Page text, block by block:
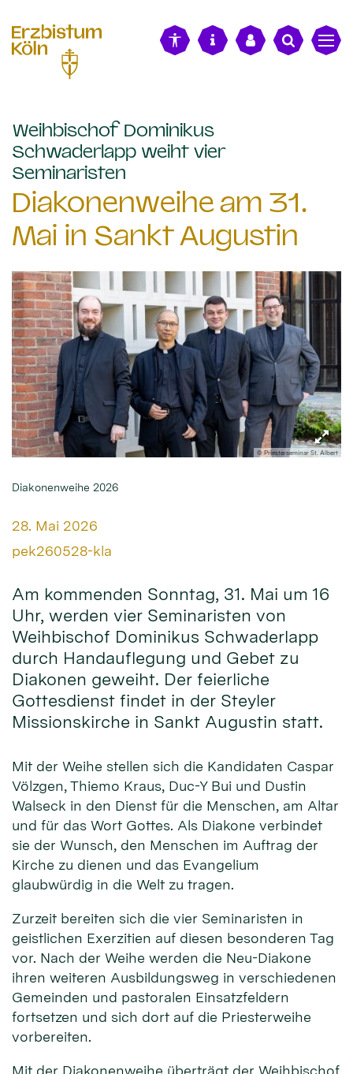
Weihbischof Dominikus
Schwaderlapp weiht vier
Seminaristen
Diakonenweihe am 31.
Mai in Sankt Augustin
© Priesterseminar St. Albert
Diakonenweihe 2026
Datum:
28. Mai 2026
Von:
pek260528-kla
Am kommenden Sonntag, 31. Mai um 16
Uhr, werden vier Seminaristen von
Weihbischof Dominikus Schwaderlapp
durch Handauflegung und Gebet zu
Diakonen geweiht. Der feierliche
Gottesdienst findet in der Steyler
Missionskirche in Sankt Augustin statt.
Mit der Weihe stellen sich die Kandidaten Caspar
Völzgen, Thiemo Kraus, Duc-Y Bui und Dustin
Walseck in den Dienst für die Men­schen, am Altar
und für das Wort Gottes. Als Diakone verbindet
sie der Wunsch, den Menschen im Auftrag der
Kirche zu dienen und das Evangelium
glaubwürdig in die Welt zu tragen.
Zurzeit bereiten sich die vier Seminaristen in
geistlichen Exerzitien auf diesen besonderen Tag
vor. Nach der Weihe werden die Neu-Diakone
ihren weiteren Ausbildungsweg in verschiedenen
Gemeinden und pastoralen Einsatzfeldern
fortsetzen und sich dort auf die Priesterweihe
vorbereiten.
Mit der Diakonenweihe überträgt der Weihbischof